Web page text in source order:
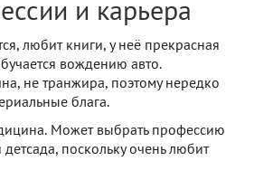
и карьера
любит книги, у неё прекрасная
вождению авто.
не транжира, поэтому нередко
блага.
Может выбрать профессию
детсада, поскольку очень любит